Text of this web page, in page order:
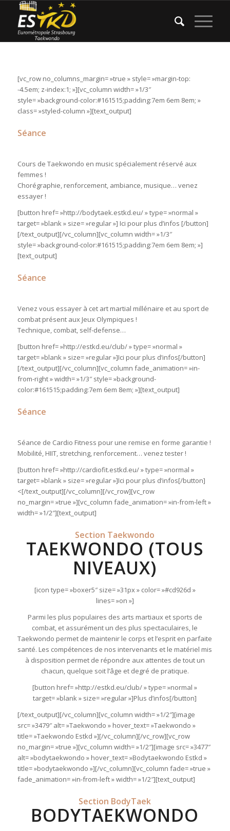
[vc_row no_columns_margin= »true » style= »margin-top:
-4.5em; z-index:1; »][vc_column width= »1/3″
style= »background-color:#161515;padding:7em 6em 8em; »
class= »styled-column »][text_output]
Séance
Cours de Taekwondo en music spécialement réservé aux
femmes !
Chorégraphie, renforcement, ambiance, musique… venez
essayer !
[button href= »http://bodytaek.estkd.eu/ » type= »normal »
target= »blank » size= »regular »] Ici pour plus d’infos [/button]
[/text_output][/vc_column][vc_column width= »1/3″
style= »background-color:#161515;padding:7em 6em 8em; »]
[text_output]
Séance
Venez vous essayer à cet art martial millénaire et au sport de
combat présent aux Jeux Olympiques !
Technique, combat, self-defense…
[button href= »http://estkd.eu/club/ » type= »normal »
target= »blank » size= »regular »]Ici pour plus d’infos[/button]
[/text_output][/vc_column][vc_column fade_animation= »in-
from-right » width= »1/3″ style= »background-
color:#161515;padding:7em 6em 8em; »][text_output]
Séance
Séance de Cardio Fitness pour une remise en forme garantie !
Mobilité, HIIT, stretching, renforcement… venez tester !
[button href= »http://cardiofit.estkd.eu/ » type= »normal »
target= »blank » size= »regular »]Ici pour plus d’infos[/button]
<[/text_output][/vc_column][/vc_row][vc_row
no_margin= »true »][vc_column fade_animation= »in-from-left »
width= »1/2″][text_output]
Section Taekwondo
TAEKWONDO (TOUS
NIVEAUX)
[icon type= »boxer5″ size= »31px » color= »#cd926d »
lines= »on »]
Parmi les plus populaires des arts martiaux et sports de
combat, et assurément un des plus spectaculaires, le
Taekwondo permet de maintenir le corps et l’esprit en parfaite
santé. Les compétences de nos intervenants et le matériel mis
à disposition permet de répondre aux attentes de tout un
chacun, quelque soit l’âge et degré de pratique.
[button href= »http://estkd.eu/club/ » type= »normal »
target= »blank » size= »regular »]Plus d’infos[/button]
[/text_output][/vc_column][vc_column width= »1/2″][image
src= »3479″ alt= »Taekwondo » hover_text= »Taekwondo »
title= »Taekwondo Estkd »][/vc_column][/vc_row][vc_row
no_margin= »true »][vc_column width= »1/2″][image src= »3477″
alt= »bodytaekwondo » hover_text= »Bodytaekwondo Estkd »
title= »bodytaekwondo »][/vc_column][vc_column fade= »true »
fade_animation= »in-from-left » width= »1/2″][text_output]
Section BodyTaek
BODYTAEKWONDO